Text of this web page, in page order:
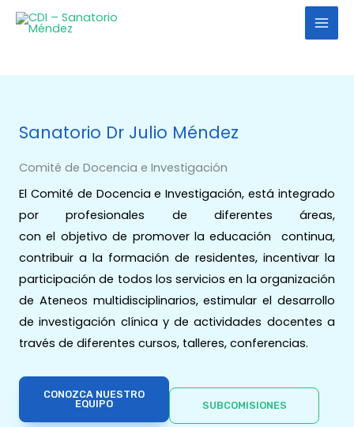
Sanatorio Dr Julio Méndez
Comité de Docencia e Investigación
El Comité de Docencia e Investigación, está integrado
por profesionales de diferentes áreas,
con el objetivo de promover la educación continua,
contribuir a la formación de residentes, incentivar la
participación de todos los servicios en la organización
de Ateneos multidisciplinarios, estimular el desarrollo
de investigación clínica y de actividades docentes a
través de diferentes cursos, talleres, conferencias.
CONOZCA NUESTRO
EQUIPO
SUBCOMISIONES